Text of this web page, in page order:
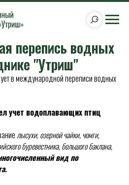
перепись водных
"Утриш"
в международной переписи водных
учет водоплавающих птиц
лысухи, озерной чайки, чомги,
буревестника, большого баклана,
вид по